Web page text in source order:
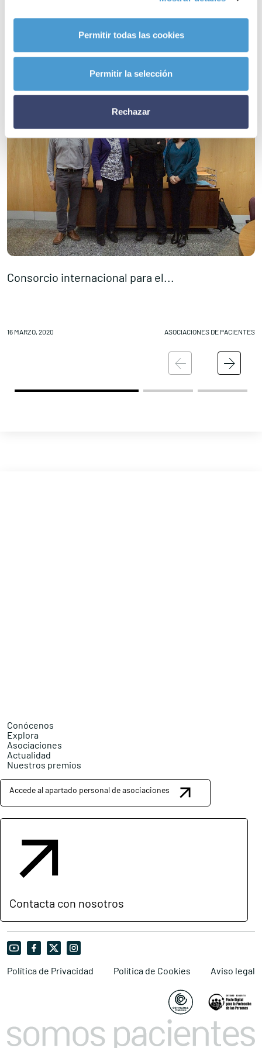
Permitir todas las cookies
Permitir la selección
Rechazar
relacionadas
Consorcio internacional para el...
16 MARZO, 2020 ASOCIACIONES DE PACIENTES
Conócenos
Explora
Asociaciones
Actualidad
Nuestros premios
Accede al apartado personal de asociaciones
Contacta con nosotros
Política de Privacidad Política de Cookies Aviso legal